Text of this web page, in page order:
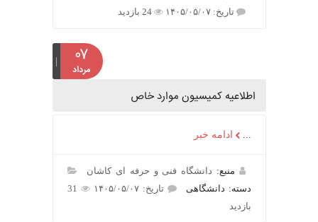
تاریخ: ۱۴۰۵/۰۵/۰۷
24 بازدید
۰۷
مرداد
اطلاعیه کمیسیون موارد خاص
ادامه خبر
منبع:دانشگاه فنی و حرفه ای کاشان
دسته: دانشگاهی
تاریخ: ۱۴۰۵/۰۵/۰۷
31